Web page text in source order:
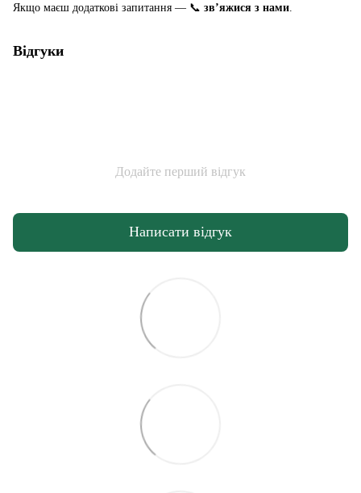
Якщо маєш додаткові запитання — 📞 зв’яжися з нами
Відгуки
Додайте перший відгук
Написати відгук